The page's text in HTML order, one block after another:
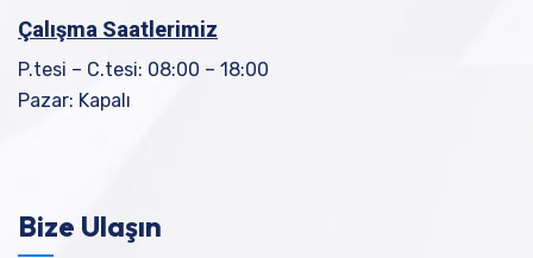
Çalışma Saatlerimiz
P.tesi – C.tesi: 08:00 – 18:00
Pazar: Kapalı
Bize Ulaşın